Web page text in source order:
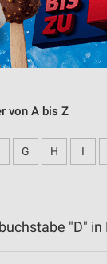
von A bis Z
G H I
"D"